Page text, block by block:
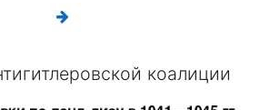
коалиции